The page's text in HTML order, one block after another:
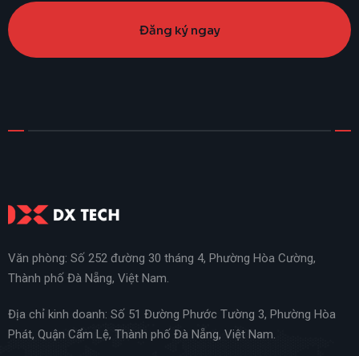
Đăng ký ngay
Văn phòng: Số 252 đường 30 tháng 4, Phường Hòa Cường,
Thành phố Đà Nẵng, Việt Nam.
Địa chỉ kinh doanh: Số 51 Đường Phước Tường 3, Phường Hòa
Phát, Quận Cẩm Lệ, Thành phố Đà Nẵng, Việt Nam.